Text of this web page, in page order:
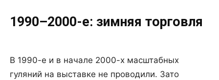
1990–2000-е: зимняя торговля
В 1990-е и в начале 2000-х масштабных
гуляний на выставке не проводили. Зато